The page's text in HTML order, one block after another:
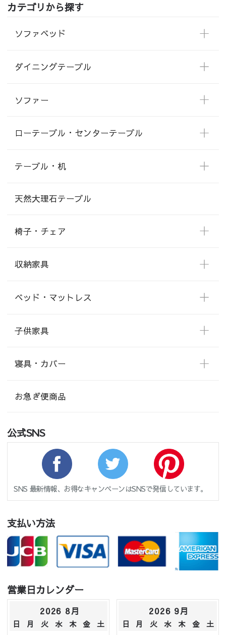
カテゴリから探す
ソファベッド
ダイニングテーブル
ソファー
ローテーブル・センターテーブル
テーブル・机
天然大理石テーブル
椅子・チェア
収納家具
ベッド・マットレス
子供家具
寝具・カバー
お急ぎ便商品
公式SNS
SNS 最新情報、お得なキャンペーンはSNSで発信しています。
支払い方法
営業日カレンダー
2026 8月
日 月 火 水 木 金
土
2026 9月
日 月 火 水 木 金
土